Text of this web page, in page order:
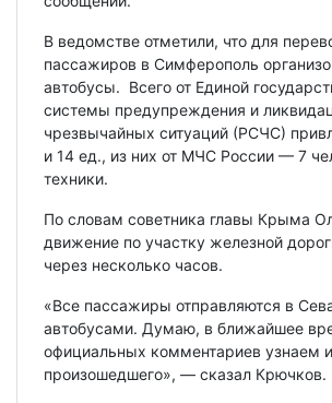
В ведомстве отметили, что для
пассажиров в Симферополь
автобусы. Всего от Единой
системы предупреждения и
чрезвычайных ситуаций (РСЧС)
и 14 ед., из них от МЧС России — 7
техники.
По словам советника главы Крыма
движение по участку железной
через несколько часов.
«Все пассажиры отправляются в
автобусами. Думаю, в ближайшее
официальных комментариев узнаем
произошедшего», — сказал Крючков.